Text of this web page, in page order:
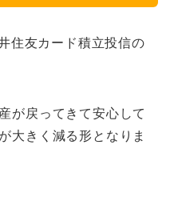
住友カード積立投信の
が戻ってきて安心して
大きく減る形となりま